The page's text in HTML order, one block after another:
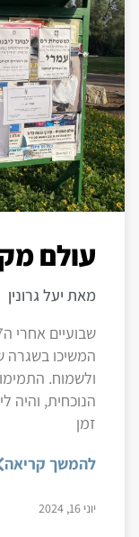
עולם
מאת יעל גרונין
המשיכו בשגרה
ולשמוח.
הנוכחית, והיה
זמן
להמשך קריאה
יוני 16, 2024